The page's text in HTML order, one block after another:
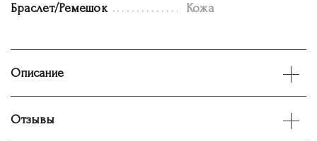
Браслет/Ремешок Кожа
Описание
Отзывы